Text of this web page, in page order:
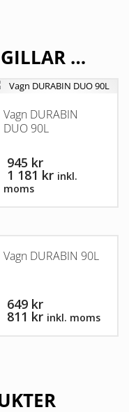
…
Vagn DURABIN
DUO 90L
945 kr
1 181 kr inkl.
moms
Vagn DURABIN 90L
649 kr
811 kr inkl. moms